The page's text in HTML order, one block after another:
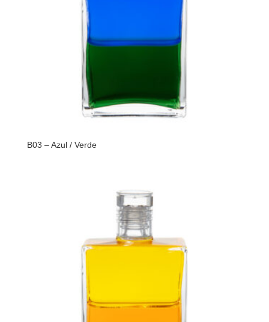
B03 – Azul / Verde